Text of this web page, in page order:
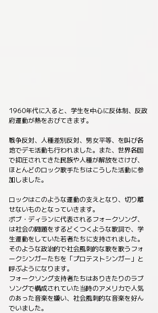
1960年代に入ると、学生を中心に反体制、反政
府運動が熱をおびてきます。
戦争反対、人種差別反対、男女平等、を叫び各
地でデモ活動も行われました。また、世界各国
で抑圧されてきた民族や人種が解放をさけび、
ほとんどのロック歌手たちはこうした活動に参
加しました。
ロックはこのような運動の支えとなり、切り離
せないものとなっていきます。
ボブ・ディランに代表されるフォークソング、
は社会の問題をするどくつくような歌詞で、学
生運動をしていた若者たちに支持されました。
そのような政治的で社会風刺的な歌を歌うフォ
ークシンガーたちを「プロテストシンガー」と
呼ぶようになります。
フォークソング支持者たちはありきたりのラブ
ソングで構成されていた当時のアメリカで人気
のあった音楽を嫌い、社会風刺的な音楽を好ん
でいました。